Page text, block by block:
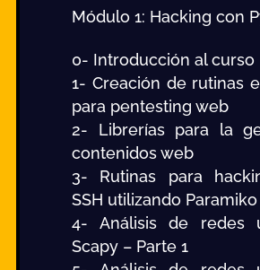
Módulo 1: Hacking con
0- Introducción al curso
1- Creación de rutinas
para pentesting web
2- Librerías para la
contenidos web
3- Rutinas para
SSH utilizando Paramiko
4- Análisis de redes
Scapy – Parte 1